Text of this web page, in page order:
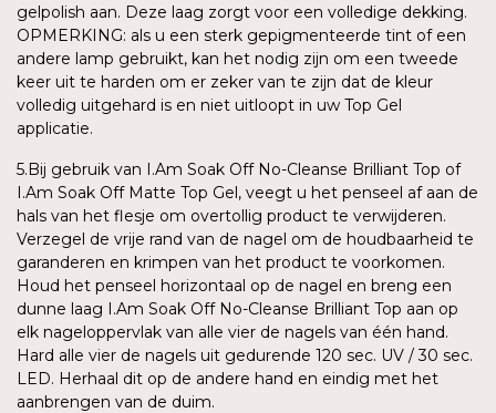
gelpolish aan. Deze laag zorgt voor een volledige dekking.
OPMERKING: als u een sterk gepigmenteerde tint of een
andere lamp gebruikt, kan het nodig zijn om een tweede
keer uit te harden om er zeker van te zijn dat de kleur
volledig uitgehard is en niet uitloopt in uw Top Gel
applicatie.
5.Bij gebruik van I.Am Soak Off No-Cleanse Brilliant Top of
I.Am Soak Off Matte Top Gel, veegt u het penseel af aan de
hals van het flesje om overtollig product te verwijderen.
Verzegel de vrije rand van de nagel om de houdbaarheid te
garanderen en krimpen van het product te voorkomen.
Houd het penseel horizontaal op de nagel en breng een
dunne laag I.Am Soak Off No-Cleanse Brilliant Top aan op
elk nageloppervlak van alle vier de nagels van één hand.
Hard alle vier de nagels uit gedurende 120 sec. UV / 30 sec.
LED. Herhaal dit op de andere hand en eindig met het
aanbrengen van de duim.